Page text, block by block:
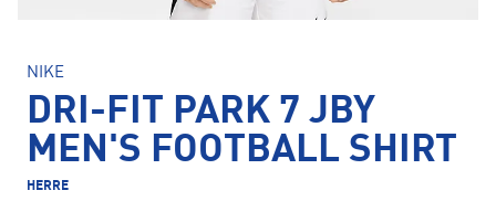
NIKE
DRI-FIT PARK 7 JBY
MEN'S FOOTBALL SHIRT
HERRE